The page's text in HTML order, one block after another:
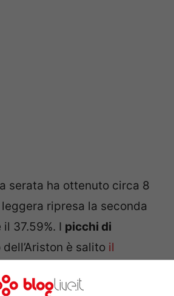
serata ha ottenuto circa 8
ripresa la seconda
37.59%. I picchi di
è salito il